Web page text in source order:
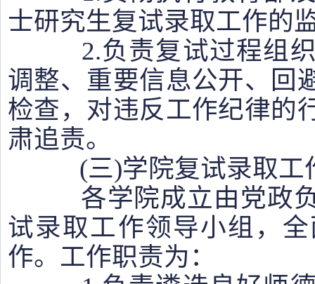
士研究生复试录取工作的
2.负责复试过程组织
调整、重要信息公开、回
检查，对违反工作纪律的
肃追责。
(三)学院复试录取工
各学院成立由党政负
试录取工作领导小组，
作。工作职责为：